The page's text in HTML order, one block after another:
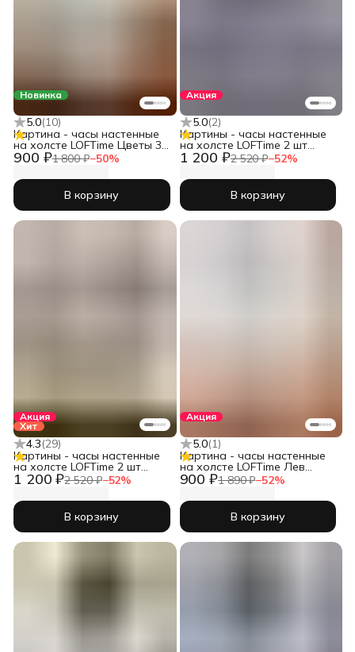
Новинка
5.0(10)
900 ₽1 800 ₽−50%
Картина - часы настенные
на холсте LOFTime Цветы 3D
бел мрамор
В корзину
Акция
5.0(2)
1 200 ₽2 520 ₽−52%
Картины - часы настенные
на холсте LOFTime 2 шт
30Х40 ДЕВУШКИ ЧЕРН ЗОЛ
Ч-623-3040
В корзину
Акция
Хит
4.3(29)
1 200 ₽2 520 ₽−52%
Картины - часы настенные
на холсте LOFTime 2 шт
ДЕВУШКА АБСТРАКЦИЯ
СЕР ЗОЛ 3 30Х40 Ч-556-
3040
В корзину
Акция
5.0(1)
900 ₽1 890 ₽−52%
Картина - часы настенные
на холсте LOFTime Лев
львица беж
В корзину